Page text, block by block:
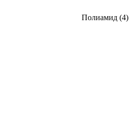
Полиамид (4)